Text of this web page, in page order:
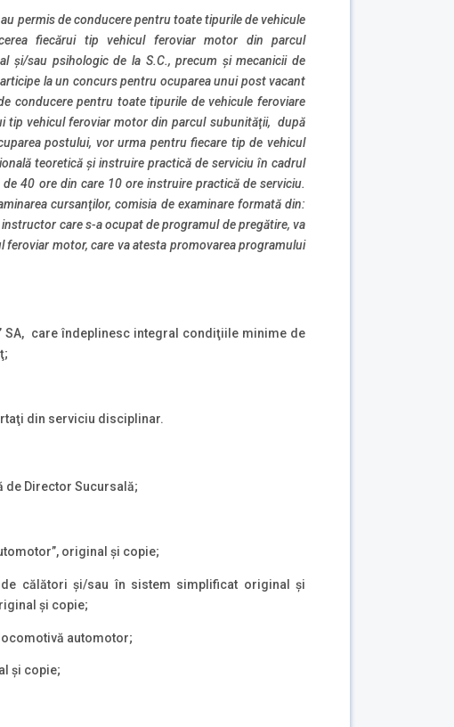
permis de conducere pentru toate tipurile de vehicule
fiecărui tip vehicul feroviar motor din parcul
şi/sau psihologic de la S.C., precum şi mecanicii de
la un concurs pentru ocuparea unui post vacant
conducere pentru toate tipurile de vehicule feroviare
tip vehicul feroviar motor din parcul subunităţii, după
postului, vor urma pentru fiecare tip de vehicul
teoretică şi instruire practică de serviciu în cadrul
40 ore din care 10 ore instruire practică de serviciu.
cursanţilor, comisia de examinare formată din:
care s-a ocupat de programul de pregătire, va
feroviar motor, care va atesta promovarea programului
SA, care îndeplinesc integral condiţiile minime de
din serviciu disciplinar.
de Director Sucursală;
original şi copie;
călători şi/sau în sistem simplificat original şi
şi copie;
automotor;
şi copie;